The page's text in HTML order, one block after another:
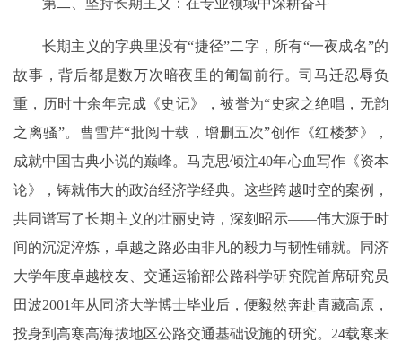
第二、坚持长期主义：在专业领域中深耕奋斗
长期主义的字典里没有“捷径”二字，所有“一夜成名”的
故事，背后都是数万次暗夜里的匍匐前行。司马迁忍辱负
重，历时十余年完成《史记》，被誉为“史家之绝唱，无韵
之离骚”。曹雪芹“批阅十载，增删五次”创作《红楼梦》，
成就中国古典小说的巅峰。马克思倾注40年心血写作《资本
论》，铸就伟大的政治经济学经典。这些跨越时空的案例，
共同谱写了长期主义的壮丽史诗，深刻昭示——伟大源于时
间的沉淀淬炼，卓越之路必由非凡的毅力与韧性铺就。同济
大学年度卓越校友、交通运输部公路科学研究院首席研究员
田波2001年从同济大学博士毕业后，便毅然奔赴青藏高原，
投身到高寒高海拔地区公路交通基础设施的研究。24载寒来